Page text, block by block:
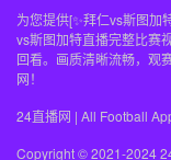
为您提供[✨拜仁vs斯图加
vs斯图加特直播完整比赛
回看。画质清晰流畅，观
网！
24直播网 | All Football
Copyright © 2021-2024